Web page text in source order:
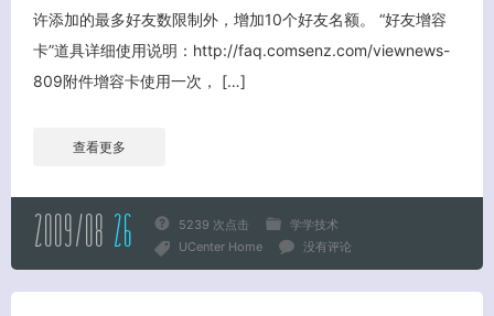
许添加的最多好友数限制外，增加10个好友名额。 “好友增容
卡”道具详细使用说明：http://faq.comsenz.com/viewnews-
809附件增容卡使用一次， […]
查看更多
2009/08 26 5239 次点击
学学技术
UCenter Home
没有评论